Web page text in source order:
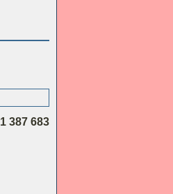
1 387 683